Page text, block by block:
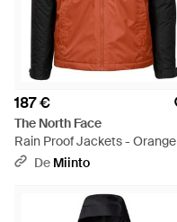
187 €
The North Face
Rain Proof Jackets - Orange
De Miinto